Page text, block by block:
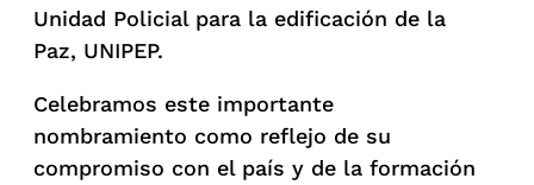
Unidad Policial para la edificación de la
Paz, UNIPEP.
Celebramos este importante
nombramiento como reflejo de su
compromiso con el país y de la formación